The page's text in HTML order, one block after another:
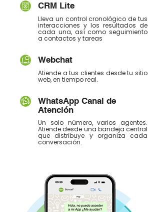
CRM Lite
Lleva un control cronológico de tus
interacciones y los resultados de
cada una, así como seguimiento
a contactos y tareas
Webchat
Atiende a tus clientes desde tu sitio
web, en tiempo real.
WhatsApp Canal de
Atención
Un solo número, varios agentes.
Atiende desde una bandeja central
que distribuye y organiza cada
conversación.